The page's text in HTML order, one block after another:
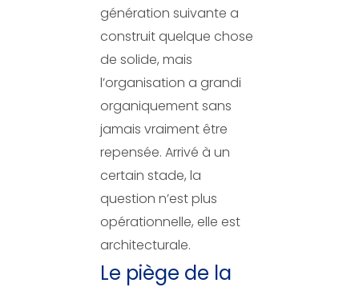
génération suivante a
construit quelque chose
de solide, mais
l’organisation a grandi
organiquement sans
jamais vraiment être
repensée. Arrivé à un
certain stade, la
question n’est plus
opérationnelle, elle est
architecturale.
Le piège de la